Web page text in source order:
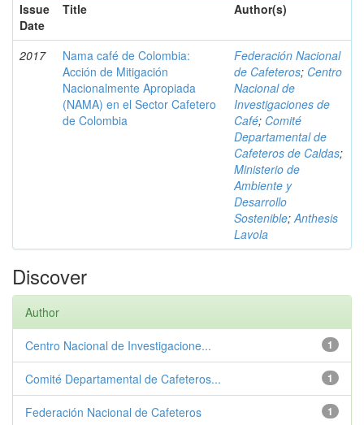
Issue
Date
Title Author(s)
2017
Nama café de Colombia:
Acción de Mitigación
Nacionalmente Apropiada
(NAMA) en el Sector Cafetero
de Colombia
Federación Nacional
de Cafeteros; Centro
Nacional de
Investigaciones de
Café; Comité
Departamental de
Cafeteros de Caldas;
Ministerio de
Ambiente y
Desarrollo
Sostenible;Anthesis
Lavola
Discover
Author
1
Centro Nacional de Investigacione...
1
Comité Departamental de Cafeteros...
1
Federación Nacional de Cafeteros